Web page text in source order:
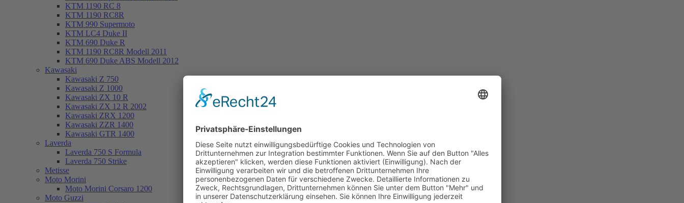
KTM 1190 RC 8
KTM 1190 RC8R
KTM 990 Supermoto
KTM LC4 Duke II
KTM 690 Duke R
KTM 1190 RC8R Modell 2011
KTM 690 Duke ABS Modell 2012
Kawasaki
Kawasaki Z 750
Kawasaki Z 1000
Kawasaki ZX 10 R
Kawasaki ZX 12 R 2002
Kawasaki ZRX 1200
Kawasaki ZZR 1400
Kawasaki GTR 1400
Laverda
Laverda 750 S Formula
Laverda 750 Strike
Metisse
Moto Morini
Moto Morini Corsaro 1200
Moto Guzzi